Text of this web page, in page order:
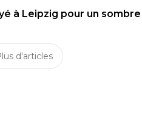
à Leipzig pour un sombre
d'articles